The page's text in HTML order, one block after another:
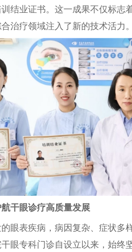
结业证书。这一成果不仅标志
治疗领域注入了新的技术活力。
干眼诊疗高质量发展
眼表疾病，病因复杂、症状多
眼专科门诊自设立以来，始终